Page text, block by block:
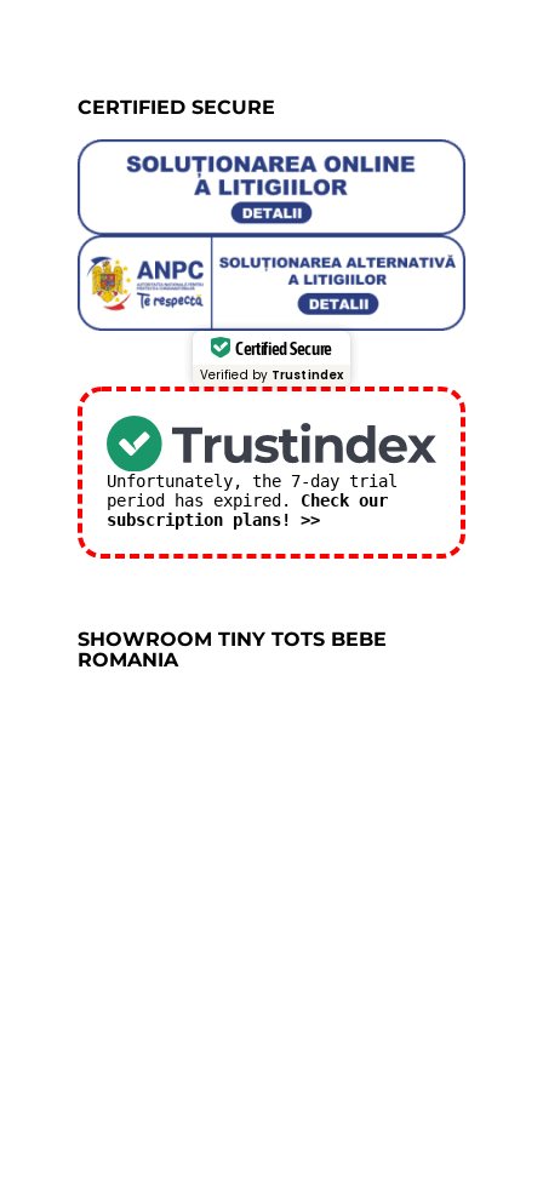
CERTIFIED SECURE
Certified Secure
Verified by Trustindex
Unfortunately, the 7-day trial
period has expired. Check our
subscription plans! >>
SHOWROOM TINY TOTS BEBE
ROMANIA